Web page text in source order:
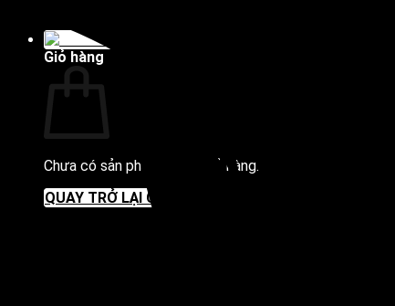
Giỏ hàng
Chưa có sản phẩm trong giỏ hàng.
QUAY TRỞ LẠI CỬA HÀNG